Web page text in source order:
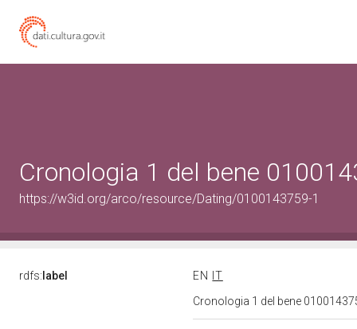
Cronologia 1 del bene
https://w3id.org/arco/resource/Dating/0100143759-1
rdfs: label EN
IT
Cronologia 1 del bene